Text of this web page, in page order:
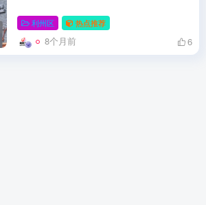
利州区 热点推荐
8个月前 6